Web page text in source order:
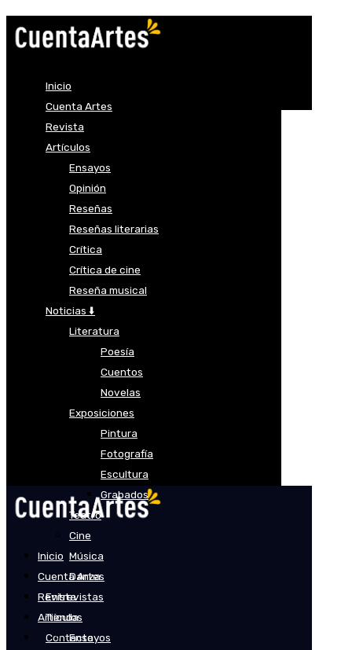
Inicio
Cuenta Artes
Revista
Artículos
Ensayos
Opinión
Reseñas
Reseñas literarias
Crítica
Crítica de cine
Reseña musical
Noticias ⬇️
Literatura
Poesía
Cuentos
Novelas
Exposiciones
Pintura
Fotografía
Escultura
Grabados
Teatro
Cine
Música
Danza
Entrevistas
Tienda
Contacto
Inicio
Cuenta Artes
Revista
Artículos
Ensayos